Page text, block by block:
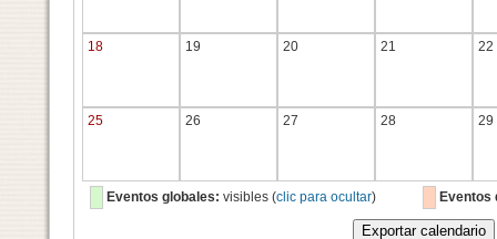
18 19 20 21 22
25 26 27 28 29
Eventos globales: visibles (clic para ocultar) Eventos